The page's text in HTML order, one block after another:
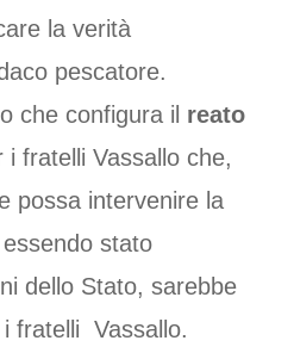
la verità
pescatore.
che configura il reato
fratelli Vassallo che,
possa intervenire la
stato
dello Stato, sarebbe
fratelli Vassallo.